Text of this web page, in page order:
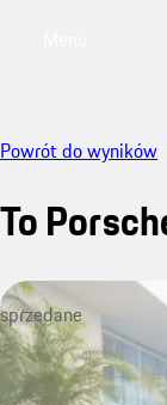
Powrót do wyników
To
sprzedane